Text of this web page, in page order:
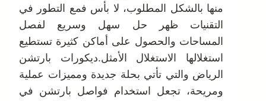
منها بالشكل المطلوب، لا بأس فمع التطور في
التقنيات ظهر حل سهل وسريع لفصل
المساحات والحصول على أماكن كثيرة تستطيع
استغلالها الاستغلال الأمثل.ديكورات بارتشن
الرياض والتي تأتي بحلة جديدة ومميزات عملية
ومريحة، تجعل استخدام فواصل بارتشن في